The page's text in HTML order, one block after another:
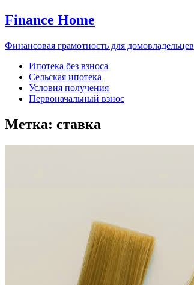
Finance Home
Финансовая грамотность для домовладельцев
Ипотека без взноса
Сельская ипотека
Условия получения
Первоначальный взнос
Метка: ставка